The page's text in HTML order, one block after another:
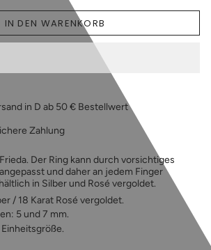
IN DEN WARENKORB
in D ab 50 € Bestellwert
Zahlung
Der Ring kann durch vorsichtiges
und daher an jedem Finger
in Silber und Rosé vergoldet.
/ 18 Karat Rosé vergoldet.
5 und 7 mm.